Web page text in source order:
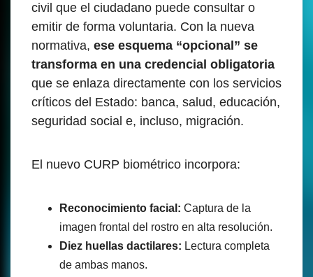
civil que el ciudadano puede consultar o
emitir de forma voluntaria. Con la nueva
normativa, ese esquema “opcional” se
transforma en una credencial obligatoria
que se enlaza directamente con los servicios
críticos del Estado: banca, salud, educación,
seguridad social e, incluso, migración.
El nuevo CURP biométrico incorpora:
Reconocimiento facial: Captura de la
imagen frontal del rostro en alta resolución.
Diez huellas dactilares: Lectura completa
de ambas manos.